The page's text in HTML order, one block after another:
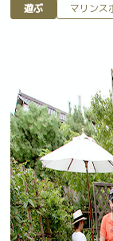
遊ぶ マリンス